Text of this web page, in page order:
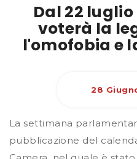
Dal 22
voterà la
l'omofobia e
28
La settimana
pubblicazione del